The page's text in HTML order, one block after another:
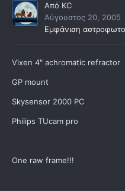
Από KC
Αύγουστος 20, 2005
Εμφάνιση
Vixen 4" achromatic refractor
GP mount
Skysensor 2000 PC
Philips TUcam pro
One raw frame!!!